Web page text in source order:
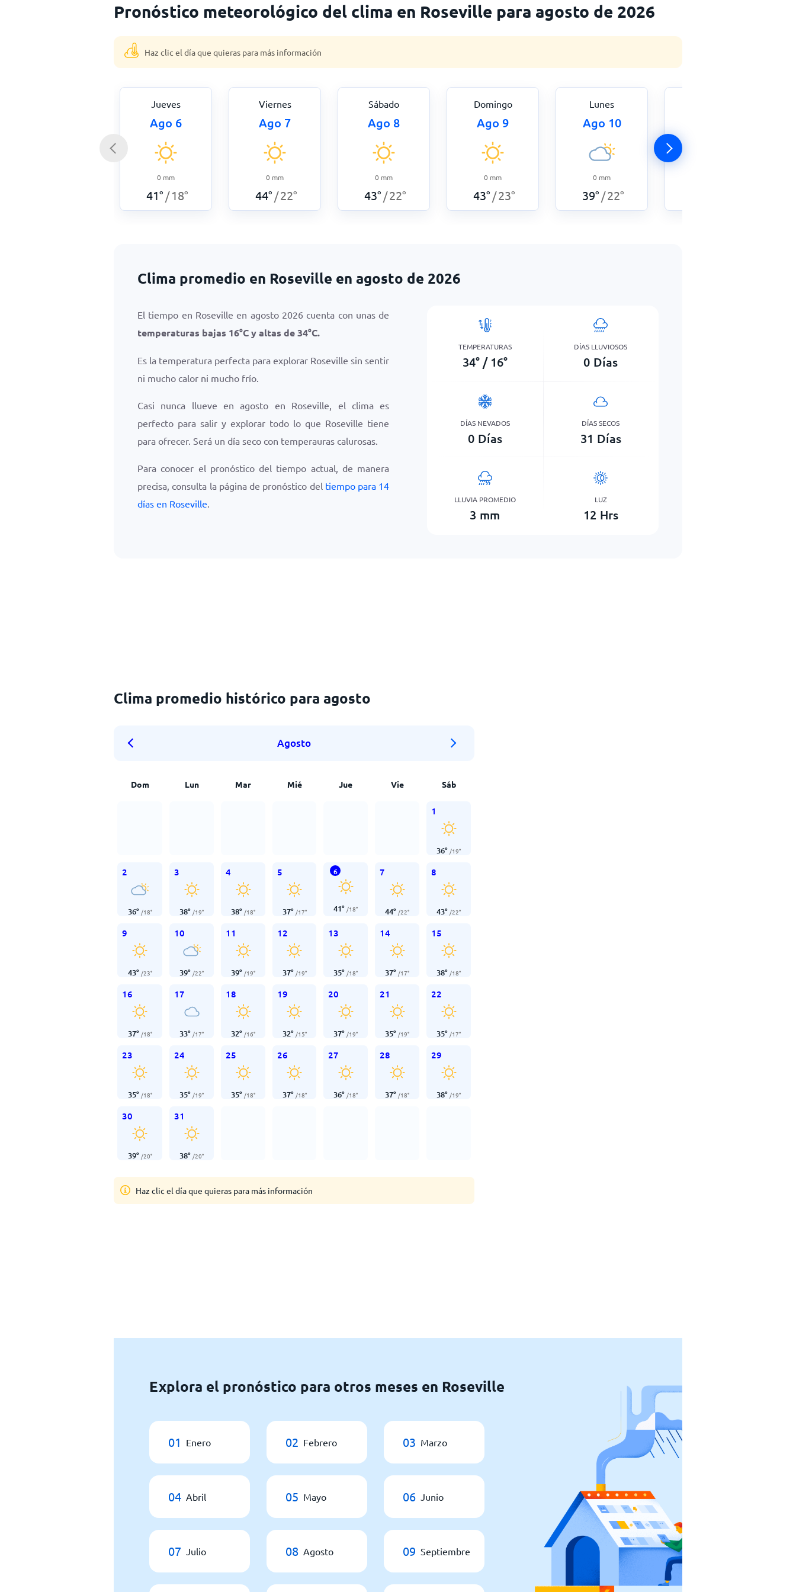
Pronóstico meteorológico del clima en Roseville para agosto de 2026
Haz clic el día que quieras para más información
Jueves
Ago 6
0 mm
41° / 18°
Viernes
Ago 7
0 mm
44° /22°
Sábado
Ago 8
0 mm
43° /22°
Domingo
Ago 9
0 mm
43° /23°
Lunes
Ago 10
0 mm
39° /22°
Clima promedio en Roseville en agosto de 2026
El tiempo en Roseville en agosto 2026 cuenta con unas de
temperaturas bajas 16°Cy altas de34°C.
Es la temperatura perfecta para explorar Roseville sin sentir
ni mucho calor ni mucho frío.
Casi nunca llueve en agosto en Roseville, el clima es
perfecto para salir y explorar todo lo que Roseville tiene
para ofrecer. Será un día seco con temperauras calurosas.
Para conocer el pronóstico del tiempo actual, de manera
precisa, consulta la página de pronóstico del tiempo para 14
días en Roseville.
TEMPERATURAS
34° / 16°
DÍAS LLUVIOSOS
0 Días
DÍAS NEVADOS
0 Días
DÍAS SECOS
31 Días
LLUVIA PROMEDIO
3 mm
LUZ
12 Hrs
Clima promedio histórico para agosto
Agosto
Dom Lun Mar Mié Jue Vie Sáb
1
36° /19°
2
36° /18°
3
38° /19°
4
38° /18°
5
37° /17°
6
41° /18°
7
44° /22°
8
43° /22°
9
43° /23°
10
39° /22°
11
39° /19°
12
37° /19°
13
35° /18°
14
37° /17°
15
38° /18°
16
37° /18°
17
33° /17°
18
32° /16°
19
32° /15°
20
37° /19°
21
35° /19°
22
35° /17°
23
35° /18°
24
35° /19°
25
35° /18°
26
37° /18°
27
36° /18°
28
37° /18°
29
38° /19°
30
39° /20°
31
38° /20°
Haz clic el día que quieras para más información
Explora el pronóstico para otros meses en Roseville
01 Enero 02 Febrero 03 Marzo
04 Abril 05 Mayo 06 Junio
07 Julio 08 Agosto 09 Septiembre